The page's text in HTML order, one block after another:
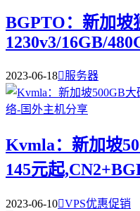
BGPTO：新加坡
1230v3/16GB/
2023-06-18服务器
Kvmla：新加坡
145元起
2023-06-10VPS优惠促销